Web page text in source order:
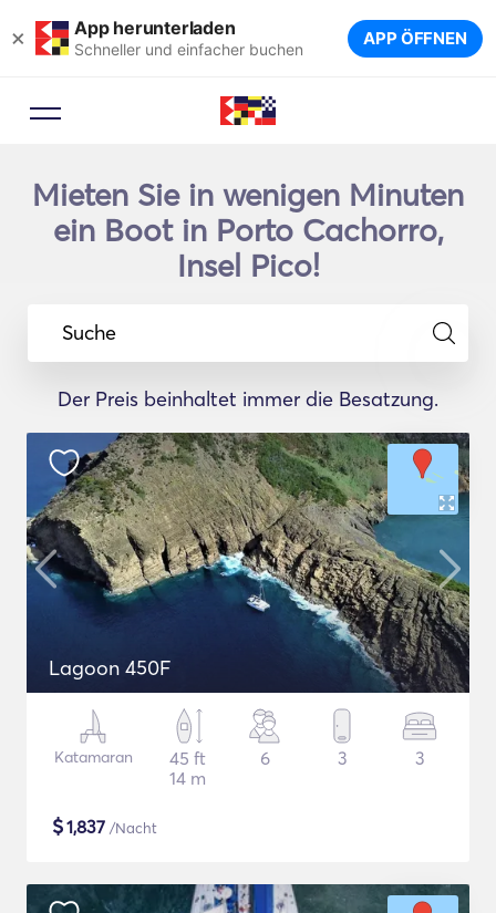
× App herunterladen
Schneller und einfacher buchen APP ÖFFNEN
Mieten Sie in wenigen Minuten
ein Boot in Porto Cachorro,
Insel Pico!
Suche
Der Preis beinhaltet immer die Besatzung.
Lagoon 450F
Katamaran
45 ft
14 m
6 3 3
$1,837 /Nacht